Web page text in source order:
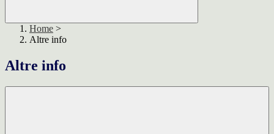
Home >
Altre info
Altre info